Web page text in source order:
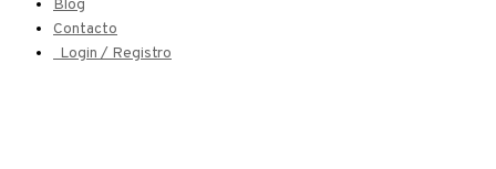
Blog
Contacto
Login / Registro